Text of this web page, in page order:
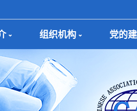
组织机构 党的